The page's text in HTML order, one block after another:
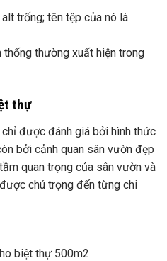
thường xuất hiện trong
thự
được đánh giá bởi hình thức
bởi cảnh quan sân vườn đẹp
quan trọng của sân vườn và
chú trọng đến từng chi
biệt thự 500m2